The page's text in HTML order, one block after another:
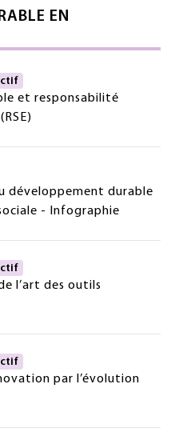
EN
et responsabilité
développement durable
- Infographie
l’art des outils
par l’évolution